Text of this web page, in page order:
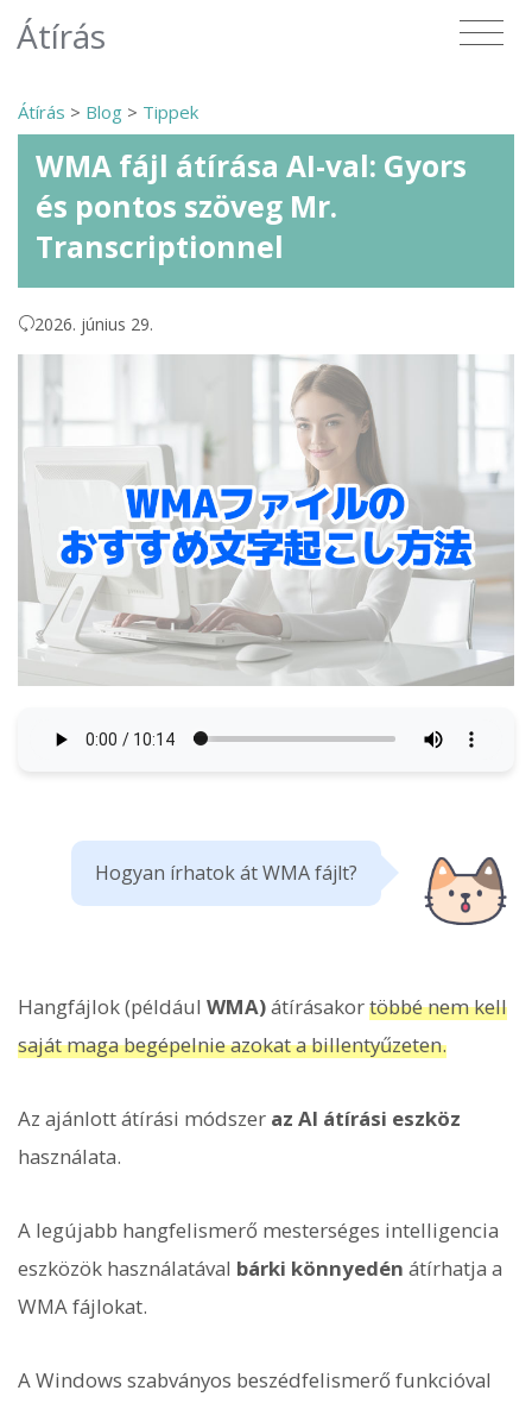
Átírás
Átírás > Blog > Tippek
WMA fájl átírása AI-val: Gyors
és pontos szöveg Mr.
Transcriptionnel
2026. június 29.
Hogyan írhatok át WMA fájlt?
Hangfájlok (például WMA)átírásakortöbbé nem kell
saját maga begépelnie azokat a billentyűzeten.
Az ajánlott átírási módszer az AI átírási eszköz
használata.
A legújabb hangfelismerő mesterséges intelligencia
eszközök használatával bárki könnyedén átírhatja a
WMA fájlokat.
A Windows szabványos beszédfelismerő funkcióval